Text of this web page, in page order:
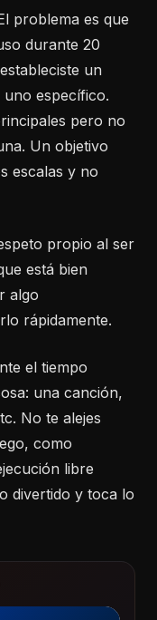
problema es que
durante 20
un
específico.
pero no
Un objetivo
escalas y no
propio al ser
está bien
algo
rápidamente.
el tiempo
una canción,
No te alejes
como
libre
divertido y toca lo